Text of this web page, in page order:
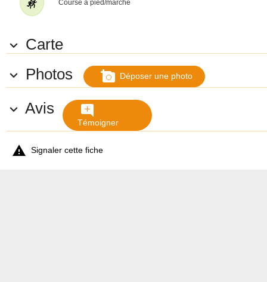
Course à pied/marche
 Carte
 Photos add_a_photo Déposer une photo
 Avis add_comment
Témoigner
 Signaler cette fiche